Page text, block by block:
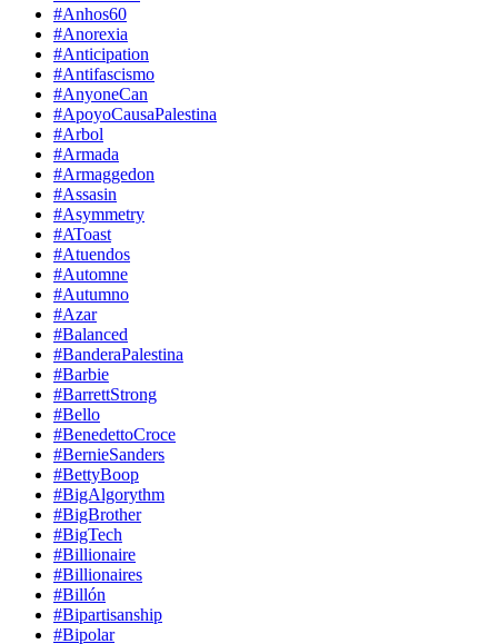
#Anhos60
#Anorexia
#Anticipation
#Antifascismo
#AnyoneCan
#ApoyoCausaPalestina
#Arbol
#Armada
#Armaggedon
#Assasin
#Asymmetry
#AToast
#Atuendos
#Automne
#Autumno
#Azar
#Balanced
#BanderaPalestina
#Barbie
#BarrettStrong
#Bello
#BenedettoCroce
#BernieSanders
#BettyBoop
#BigAlgorythm
#BigBrother
#BigTech
#Billionaire
#Billionaires
#Billón
#Bipartisanship
#Bipolar